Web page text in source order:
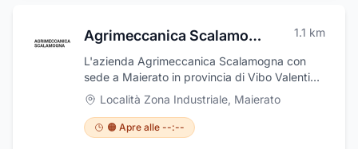
Agrimeccanica Scalamogna 1.1 km
L'azienda Agrimeccanica Scalamogna con
sede a Maierato in provincia di Vibo Valentia,
si occupa della produzione di serbatoi per
gasolio e di carpenteria metallica. Questa
realtà opera con serietà e competenza. Quelle
dell’Agrimeccanica Scalamogna sono
Località Zona Industriale, Maierato
🟠 Apre alle --:--